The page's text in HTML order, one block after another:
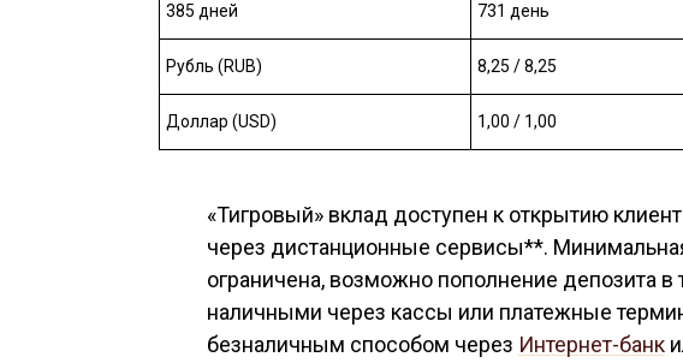
385 дней 731 день
Рубль (RUB) 8,25 / 8,25
Доллар (USD) 1,00 / 1,00
«Тигровый» вклад доступен к открытию
через дистанционные сервисы**.
ограничена, возможно пополнение депозита в
наличными через кассы или платежные
безналичным способом через Интернет-банк